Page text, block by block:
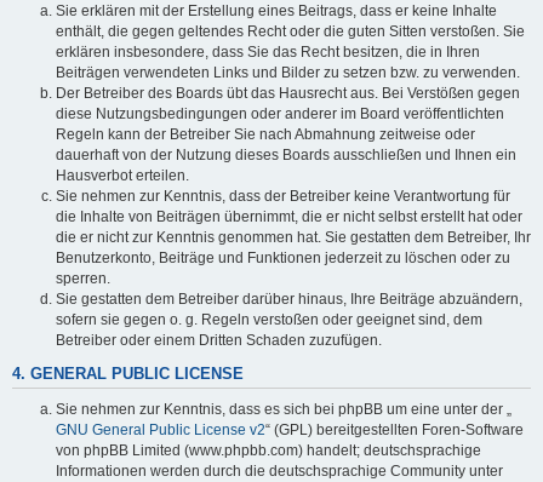
Sie erklären mit der Erstellung eines Beitrags, dass er keine Inhalte
enthält, die gegen geltendes Recht oder die guten Sitten verstoßen. Sie
erklären insbesondere, dass Sie das Recht besitzen, die in Ihren
Beiträgen verwendeten Links und Bilder zu setzen bzw. zu verwenden.
Der Betreiber des Boards übt das Hausrecht aus. Bei Verstößen gegen
diese Nutzungsbedingungen oder anderer im Board veröffentlichten
Regeln kann der Betreiber Sie nach Abmahnung zeitweise oder
dauerhaft von der Nutzung dieses Boards ausschließen und Ihnen ein
Hausverbot erteilen.
Sie nehmen zur Kenntnis, dass der Betreiber keine Verantwortung für
die Inhalte von Beiträgen übernimmt, die er nicht selbst erstellt hat oder
die er nicht zur Kenntnis genommen hat. Sie gestatten dem Betreiber, Ihr
Benutzerkonto, Beiträge und Funktionen jederzeit zu löschen oder zu
sperren.
Sie gestatten dem Betreiber darüber hinaus, Ihre Beiträge abzuändern,
sofern sie gegen o. g. Regeln verstoßen oder geeignet sind, dem
Betreiber oder einem Dritten Schaden zuzufügen.
4. GENERAL PUBLIC LICENSE
Sie nehmen zur Kenntnis, dass es sich bei phpBB um eine unter der „
GNU General Public License v2“ (GPL) bereitgestellten Foren-Software
von phpBB Limited (www.phpbb.com) handelt; deutschsprachige
Informationen werden durch die deutschsprachige Community unter